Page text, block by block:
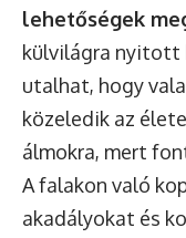
lehetőségek
külvilágra nyitott
utalhat, hogy
közeledik az
álmokra, mert
A falakon való
akadályokat és